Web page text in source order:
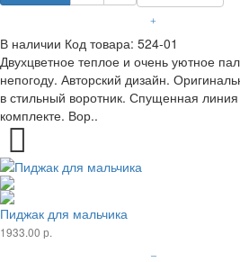
+
В наличии Код товара: 524-01
Двухцветное теплое и очень уютное
непогоду. Авторский дизайн.
в стильный воротник. Спущенная
комплекте. Вор..
Пиджак для мальчика
1933.00 р.
–